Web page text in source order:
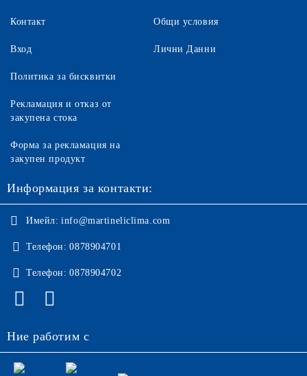
Контакт
Вход
Общи условия
Лични Данни
Политика за бисквитки
Рекламация и отказ от
закупена стока
Форма за рекламация на
закупен продукт
Информация за контакти:
Имейл: info@martineliclima.com
Телефон: 0878904701
Телефон: 0878904702
Ние работим с